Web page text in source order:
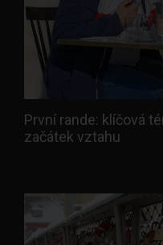
První rande: klíčová
začátek vztahu